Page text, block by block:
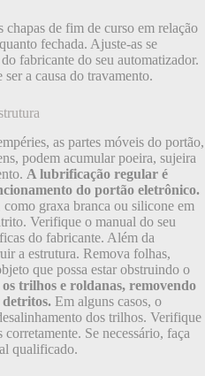
chapas de fim de curso em relação
fechada. Ajuste-as se
fabricante do seu automatizador.
a causa do travamento.
as partes móveis do portão,
podem acumular poeira, sujeira
A lubrificação regular é
do portão eletrônico.
graxa branca ou silicone em
Verifique o manual do seu
do fabricante. Além da
a estrutura. Remova folhas,
que possa estar obstruindo o
trilhos e roldanas, removendo
Em alguns casos, o
dos trilhos. Verifique
Se necessário, faça
qualificado.